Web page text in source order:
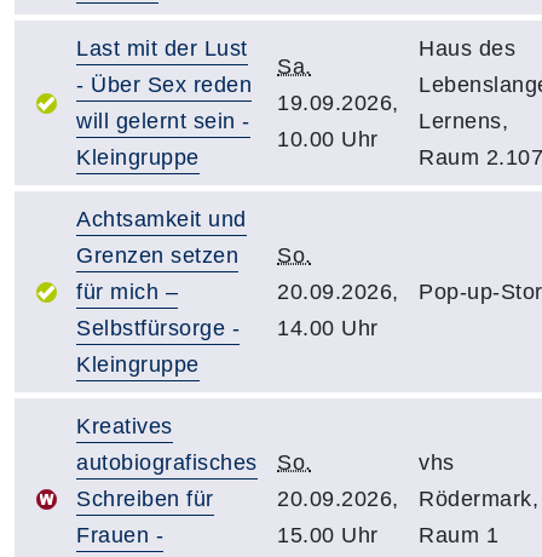
Last mit der Lust
- Über Sex reden
will gelernt sein -
Kleingruppe
Sa.
19.09.2026,
10.00 Uhr
Haus des
Lernens,
Raum 2.107
Achtsamkeit und
Grenzen setzen
für mich –
Selbstfürsorge -
Kleingruppe
So.
20.09.2026,
14.00 Uhr
Pop-up-
Kreatives
autobiografisches
Schreiben für
Frauen -
So.
20.09.2026,
15.00 Uhr
vhs
Rödermark,
Raum 1